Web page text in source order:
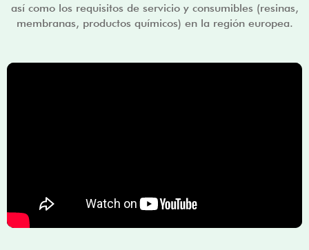
así como los requisitos de servicio y consumibles (resinas,
membranas, productos químicos) en la región europea.